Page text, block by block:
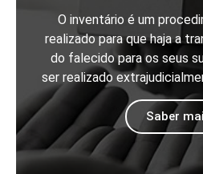
O inventário é um
realizado para que haja a
do falecido para os seus
ser realizado
Saber